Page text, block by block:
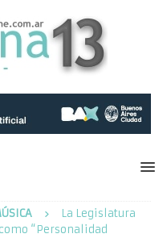
La Legislatura
“Personalidad